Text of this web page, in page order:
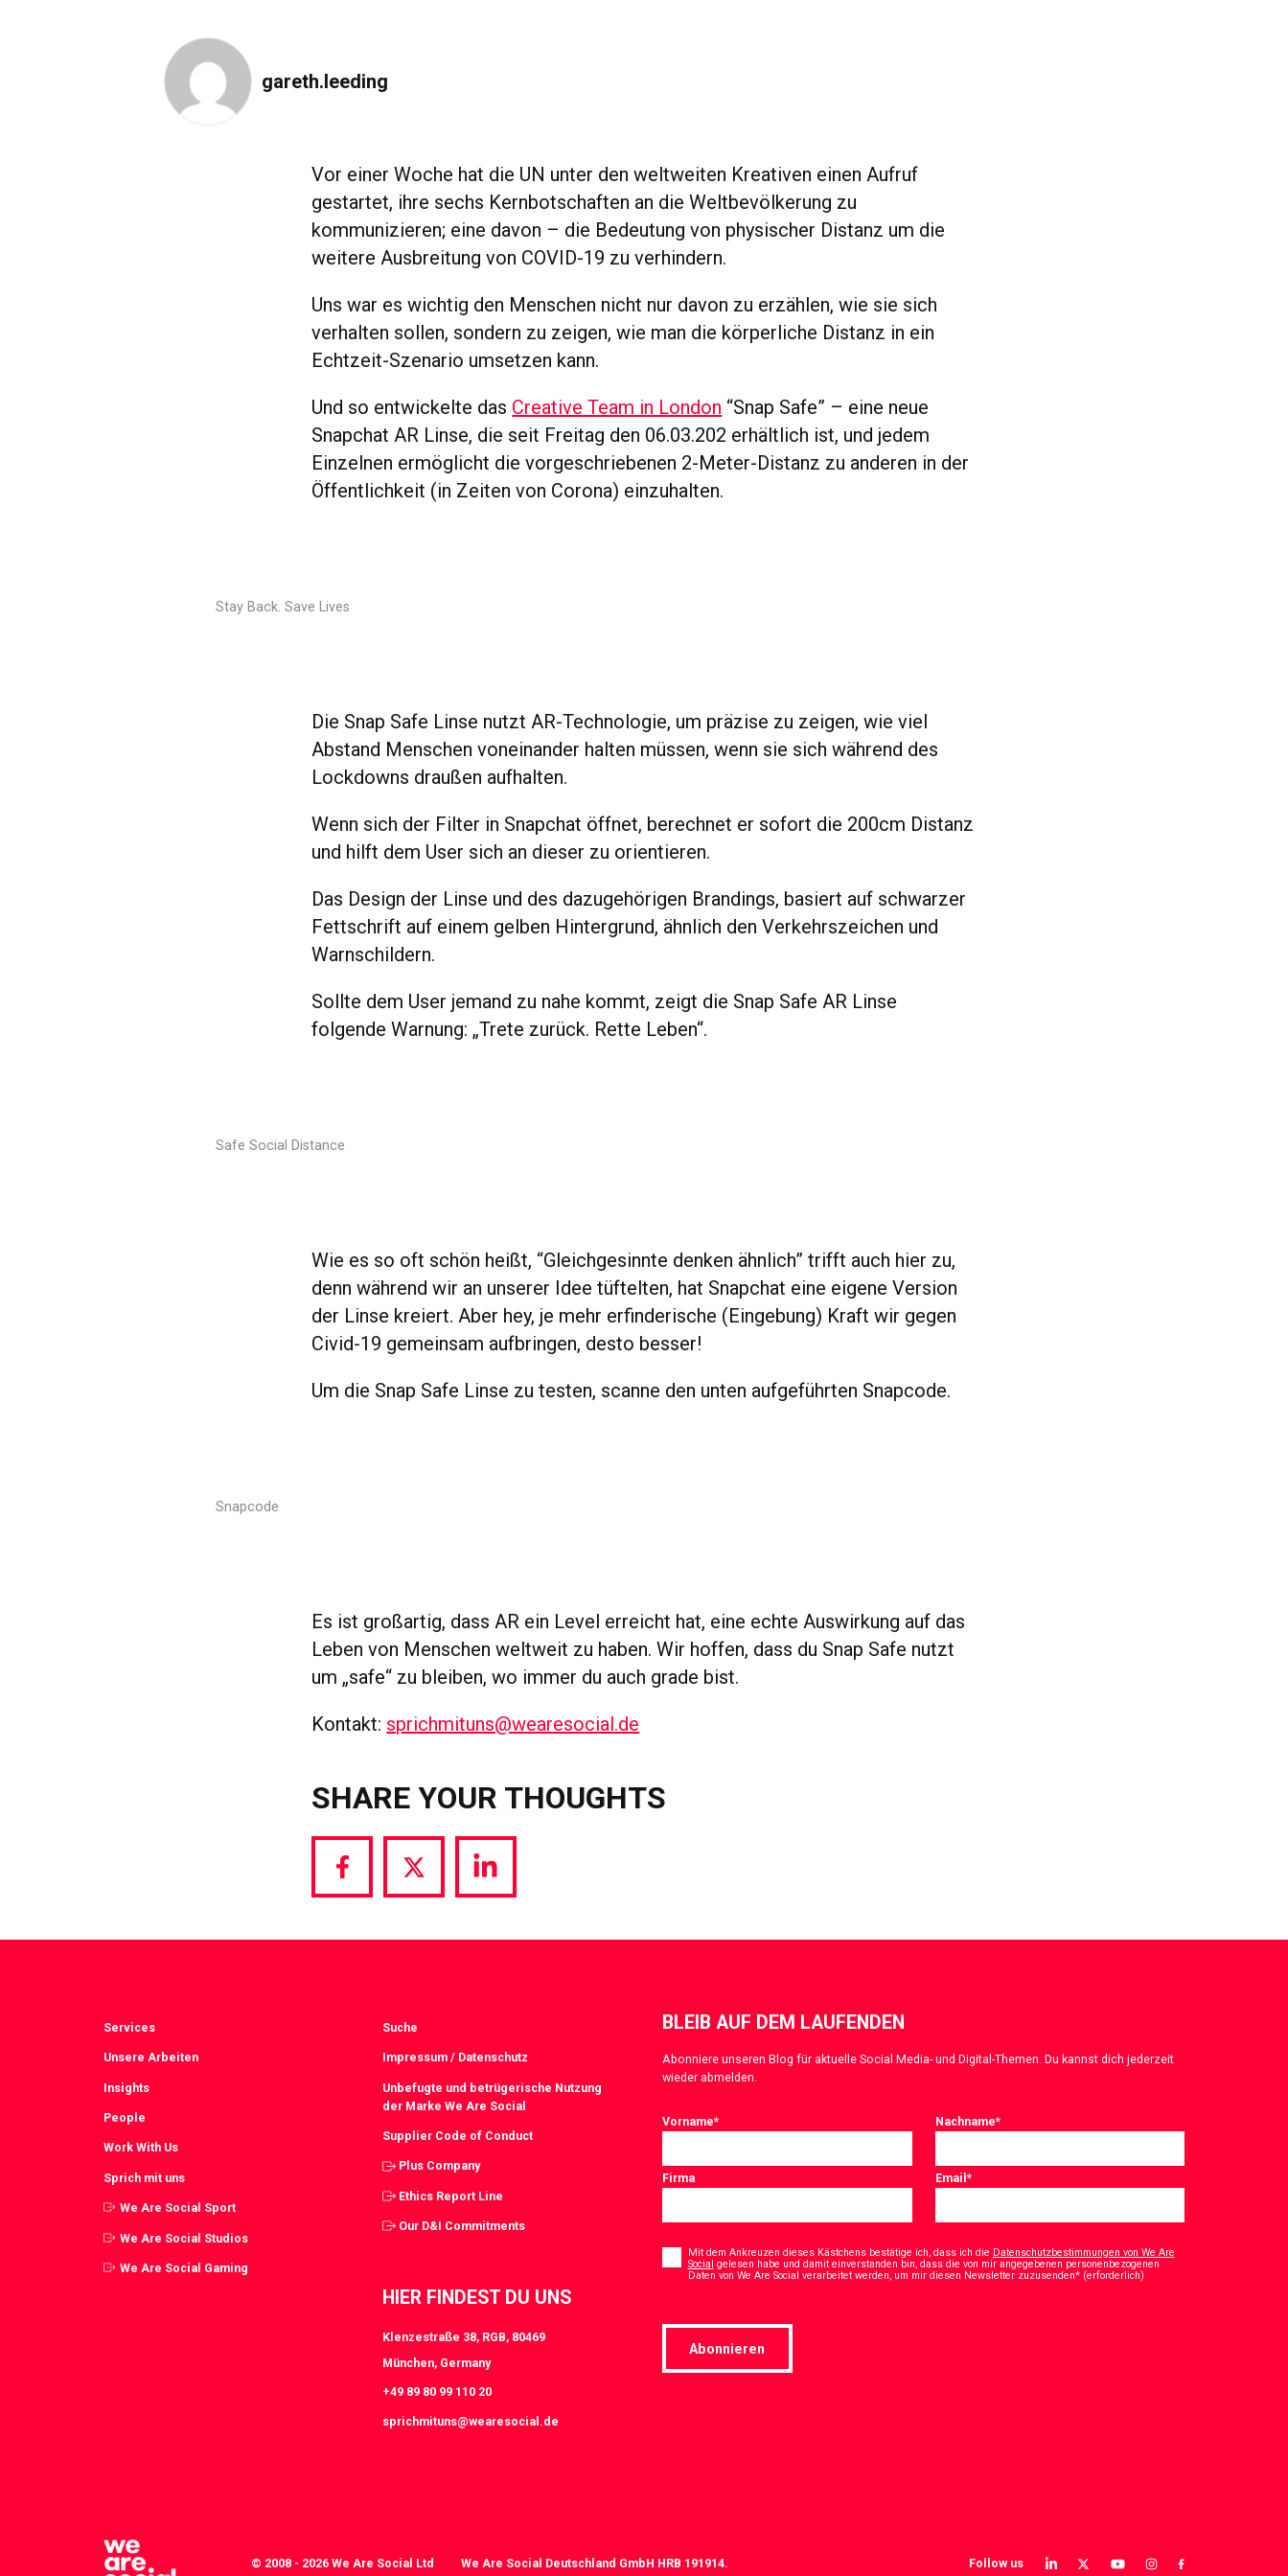
gareth.leeding
Vor einer Woche hat die UN unter den weltweiten Kreativen einen Aufruf
gestartet, ihre sechs Kernbotschaften an die Weltbevölkerung zu
kommunizieren; eine davon – die Bedeutung von physischer Distanz um die
weitere Ausbreitung von COVID-19 zu verhindern.
Uns war es wichtig den Menschen nicht nur davon zu erzählen, wie sie sich
verhalten sollen, sondern zu zeigen, wie man die körperliche Distanz in ein
Echtzeit-Szenario umsetzen kann.
Und so entwickelte das Creative Team in London “Snap Safe” – eine neue
Snapchat AR Linse, die seit Freitag den 06.03.202 erhältlich ist, und jedem
Einzelnen ermöglicht die vorgeschriebenen 2-Meter-Distanz zu anderen in der
Öffentlichkeit (in Zeiten von Corona) einzuhalten.
Stay Back. Save Lives
Die Snap Safe Linse nutzt AR-Technologie, um präzise zu zeigen, wie viel
Abstand Menschen voneinander halten müssen, wenn sie sich während des
Lockdowns draußen aufhalten.
Wenn sich der Filter in Snapchat öffnet, berechnet er sofort die 200cm Distanz
und hilft dem User sich an dieser zu orientieren.
Das Design der Linse und des dazugehörigen Brandings, basiert auf schwarzer
Fettschrift auf einem gelben Hintergrund, ähnlich den Verkehrszeichen und
Warnschildern.
Sollte dem User jemand zu nahe kommt, zeigt die Snap Safe AR Linse
folgende Warnung: „Trete zurück. Rette Leben“.
Safe Social Distance
Wie es so oft schön heißt, “Gleichgesinnte denken ähnlich” trifft auch hier zu,
denn während wir an unserer Idee tüftelten, hat Snapchat eine eigene Version
der Linse kreiert. Aber hey, je mehr erfinderische (Eingebung) Kraft wir gegen
Civid-19 gemeinsam aufbringen, desto besser!
Um die Snap Safe Linse zu testen, scanne den unten aufgeführten Snapcode.
Snapcode
Es ist großartig, dass AR ein Level erreicht hat, eine echte Auswirkung auf das
Leben von Menschen weltweit zu haben. Wir hoffen, dass du Snap Safe nutzt
um „safe“ zu bleiben, wo immer du auch grade bist.
Kontakt: sprichmituns@wearesocial.de
SHARE YOUR THOUGHTS
Share
Facebook
Share
Twitter
Share
LinkedIn
Services
Unsere Arbeiten
Insights
People
Work With Us
Sprich mit uns
We Are Social Sport
We Are Social Studios
We Are Social Gaming
Suche
Impressum / Datenschutz
Unbefugte und betrügerische Nutzung
der Marke We Are Social
Supplier Code of Conduct
Plus Company
Ethics Report Line
Our D&I Commitments
HIER FINDEST DU UNS
Klenzestraße 38, RGB, 80469
München, Germany
+49 89 80 99 110 20
sprichmituns@wearesocial.de
BLEIB AUF DEM LAUFENDEN
Abonniere unseren Blog für aktuelle Social Media- und Digital-Themen. Du kannst dich jederzeit
wieder abmelden.
Vorname* Nachname*
Firma Email*
* Mit dem Ankreuzen dieses Kästchens bestätige ich, dass ich die Datenschutzbestimmungen von We Are
Social gelesen habe und damit einverstanden bin, dass die von mir angegebenen personenbezogenen
Daten von We Are Social verarbeitet werden, um mir diesen Newsletter zuzusenden* (erforderlich)*
Abonnieren
© 2008 - 2026 We Are Social Ltd We Are Social Deutschland GmbH HRB 191914. Follow us
View
View
View
View
View